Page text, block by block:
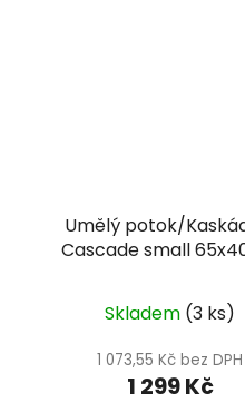
Umělý potok/
Cascade small
Skladem (3 ks)
1 073,55 Kč bez DPH
1 299 Kč